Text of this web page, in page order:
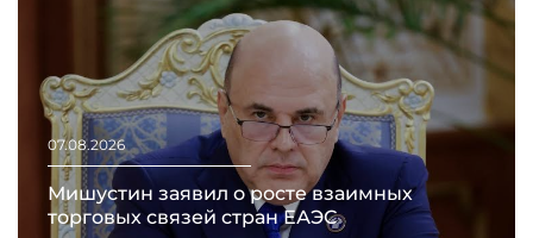
07.08.2026
Мишустин заявил о росте взаимных
торговых связей стран ЕАЭС